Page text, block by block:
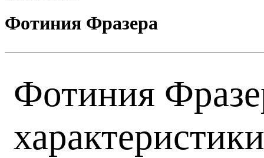
Фотиния Фразера
Фотиния